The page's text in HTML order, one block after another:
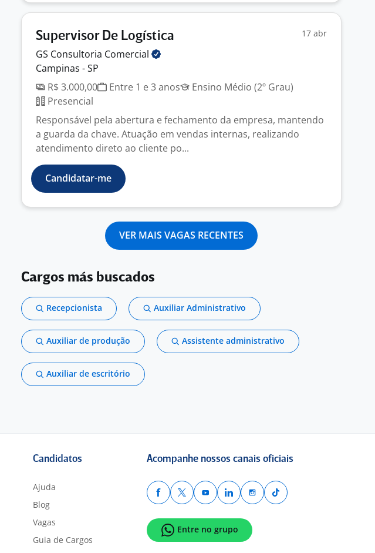
Supervisor De Logística 17 abr
GS Consultoria Comercial
Campinas - SP
R$ 3.000,00
Entre 1 e 3 anos
Ensino Médio (2º Grau)
Presencial
Responsável pela abertura e fechamento da empresa, mantendo
a guarda da chave. Atuação em vendas internas, realizando
atendimento direto ao cliente po...
Candidatar-me
VER MAIS VAGAS RECENTES
Cargos más buscados
Recepcionista Auxiliar Administrativo
Auxiliar de produção Assistente administrativo
Auxiliar de escritório
Candidatos
Ajuda
Blog
Vagas
Guia de Cargos
Acompanhe nossos canais oficiais
Entre no grupo